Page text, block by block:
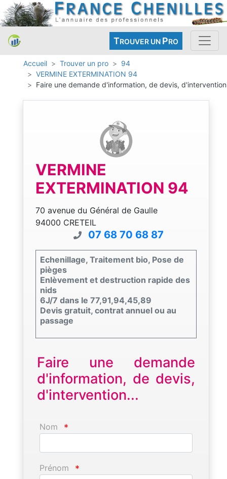
TROUVER UN PRO
Accueil Trouver un pro
94
VERMINE EXTERMINATION 94
Faire une demande d'information, de devis, d'intervention
VERMINE
EXTERMINATION 94
70 avenue du Général de Gaulle
94000 CRETEIL
07 68 70 68 87
Echenillage, Traitement bio, Pose de
pièges
Enlèvement et destruction rapide des
nids
6J/7 dans le 77,91,94,45,89
Devis gratuit, contrat annuel ou au
passage
Faire une demande
d'information, de devis,
d'intervention...
Nom *
Prénom *